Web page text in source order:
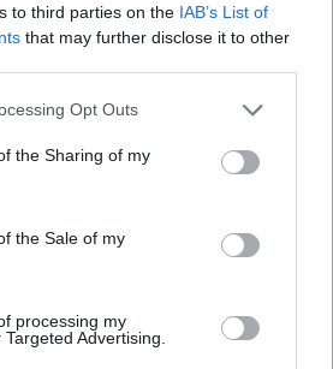
to third parties on the IAB’s List of
that may further disclose it to other
Opt Outs
the Sharing of my
the Sale of my
processing my
Advertising.
δικυκλιστής σε τροχαίο
– Κατερίνης